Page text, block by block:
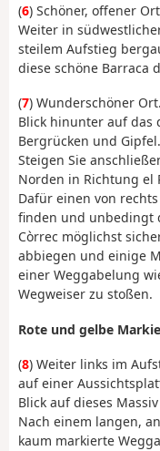
(6) Schöner, offener
Weiter in
steilem Aufstieg
diese schöne Barraca
(7) Wunderschöner Ort.
Blick hinunter auf das
Bergrücken und Gipfel.
Steigen Sie
Norden in Richtung el
Dafür einen von
finden und unbedingt
Còrrec möglichst
abbiegen und einige
einer Weggabelung
Wegweiser zu stoßen.
Rote und gelbe
(8) Weiter links im
auf einer
Blick auf dieses
Nach einem langen,
kaum markierte